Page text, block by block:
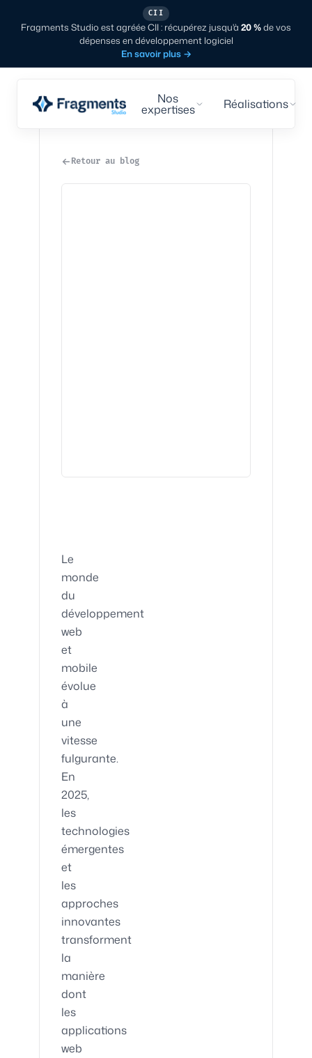
CII
Fragments Studio est agréée CII : récupérez jusqu'à 20 %de vos
dépenses en développement logiciel
En savoir plus →
Nos
expertises Réalisations
Retour au blog
Le
monde
du
développement
web
et
mobile
évolue
à
une
vitesse
fulgurante.
En
2025,
les
technologies
émergentes
et
les
approches
innovantes
transforment
la
manière
dont
les
applications
web